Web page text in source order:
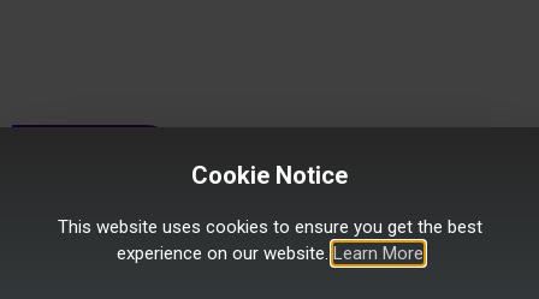
Cookie Notice
This website uses cookies to ensure you get the best
experience on our website. Learn More